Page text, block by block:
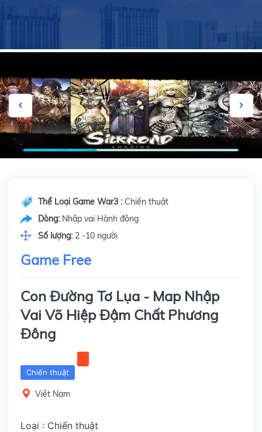
Thể Loại Game War3 : Chiến thuật
Dòng: Nhập vai Hành động
Số lượng: 2 -10 người
Game Free
Con Đường Tơ Lụa - Map Nhập
Vai Võ Hiệp Đậm Chất Phương
Đông
Chiến thuật
Việt Nam
Loại : Chiến thuật